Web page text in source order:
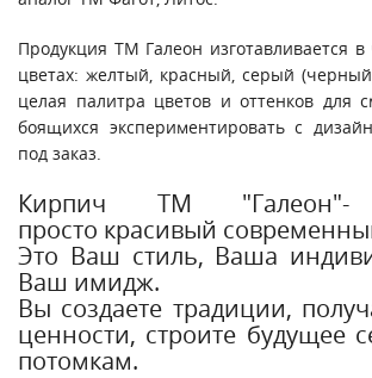
Продукция ТМ Галеон изготавливается
цветах: желтый, красный, серый
целая палитра цветов и оттенков для
боящихся экспериментировать с
под заказ.
Кирпич ТМ
просто красивый
Это Ваш стиль, Ваша
Ваш имидж.
Вы создаете традиции,
ценности, строите будущее
потомкам.